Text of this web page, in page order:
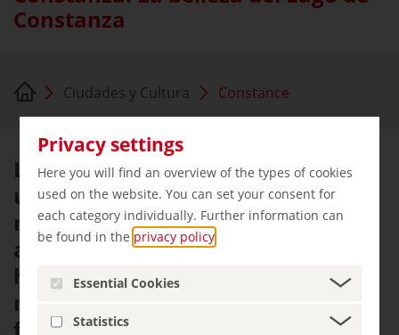
Privacy settings
Here you will find an overview of the types of cookies
used on the website. You can set your consent for
each category individually. Further information can
be found in the privacy policy
Essential Cookies
Statistics
Constanza
Ciudades y Cultura Constance
La consistencia es un culto. Su
ubicación única en el tercer lago
más grande de Europa, con vistas
a los cercanos Alpes suizos, el
histórico casco antiguo y la
mundialmente famosa isla de las